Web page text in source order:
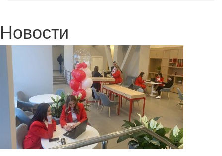
Но­во­сти